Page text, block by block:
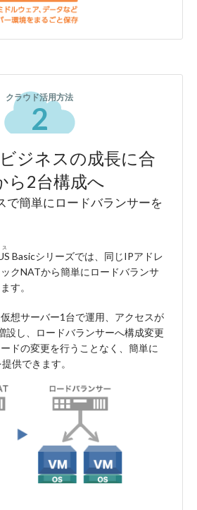
クラウド活用方法
2
ジネスの成長に合
ら2台構成へ
で簡単にロードバランサーを
Basicシリーズでは、同じIPアドレ
クNATから簡単にロードバランサ
す。
想サーバー1台で運用、アクセスが
設し、ロードバランサーへ構成変更
ドの変更を行うことなく、簡単に
供できます。